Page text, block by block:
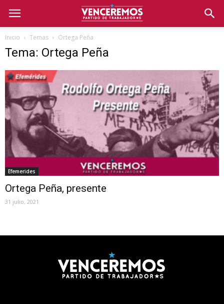
Inicio Temas Ortega Peña
Tema: Ortega Peña
Efemerides
Ortega Peña, presente
31 julio, 2021